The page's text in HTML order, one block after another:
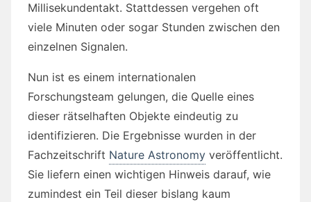
Millisekundentakt. Stattdessen vergehen oft
viele Minuten oder sogar Stunden zwischen den
einzelnen Signalen.
Nun ist es einem internationalen
Forschungsteam gelungen, die Quelle eines
dieser rätselhaften Objekte eindeutig zu
identifizieren. Die Ergebnisse wurden in der
Fachzeitschrift Nature Astronomy veröffentlicht.
Sie liefern einen wichtigen Hinweis darauf, wie
zumindest ein Teil dieser bislang kaum